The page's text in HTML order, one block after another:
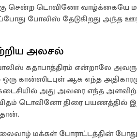
சென்ற டொவினோ வாழ்க்கையே
போலிஸ் தேடுகிறது அந்த
அலசல்
கதாபாத்திரம் என்றாலே
கான்ஸிடபுள் ஆக எந்த
அது அவரை எந்த
டொவினோ திரை பயணத்தில்
மக்கள் போராட்டத்தின்